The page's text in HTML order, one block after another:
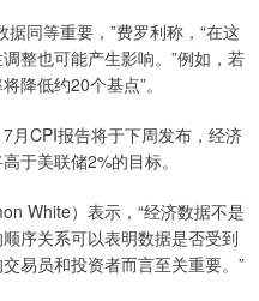
同等重要，”费罗利称，“在这
整也可能产生影响。”例如，若
降低约20个基点”。
CPI报告将于下周发布，经济
于美联储2%的目标。
White）表示，“经济数据不是
序关系可以表明数据是否受到
易员和投资者而言至关重要。”